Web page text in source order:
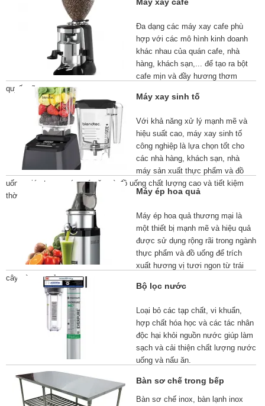
Đa dạng các máy xay cafe phù
hợp với các mô hình kinh doanh
khác nhau của quán cafe, nhà
hàng, khách sạn,... để tạo ra bột
cafe mịn và đầy hương thơm
quyến rũ.
Máy xay sinh tố
Với khả năng xử lý mạnh mẽ và
hiệu suất cao, máy xay sinh tố
công nghiệp là lựa chọn tốt cho
các nhà hàng, khách sạn, nhà
máy sản xuất thực phẩm và đồ
uống, giúp tạo ra các món ăn và đồ uống chất lượng cao và tiết kiệm
thời gian.
Máy ép hoa quả
Máy ép hoa quả thương mại là
một thiết bị mạnh mẽ và hiệu quả
được sử dụng rộng rãi trong ngành
thực phẩm và đồ uống để trích
xuất hương vị tươi ngon từ trái
cây và rau quả.
Bộ lọc nước
Loại bỏ các tạp chất, vi khuẩn,
hợp chất hóa học và các tác nhân
độc hại khỏi nguồn nước giúp làm
sạch và cải thiện chất lượng nước
uống và nấu ăn.
Bàn sơ chế trong bếp
Bàn sơ chế inox, bàn lạnh inox